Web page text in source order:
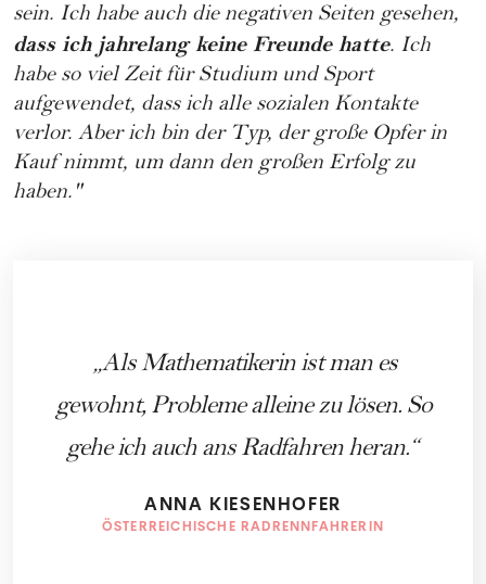
sein. Ich habe auch die negativen Seiten gesehen,
dass ich jahrelang keine Freunde hatte. Ich
habe so viel Zeit für Studium und Sport
aufgewendet, dass ich alle sozialen Kontakte
verlor. Aber ich bin der Typ, der große Opfer in
Kauf nimmt, um dann den großen Erfolg zu
haben."
Als Mathematikerin ist man es
gewohnt, Probleme alleine zu lösen. So
gehe ich auch ans Radfahren heran.
ANNA KIESENHOFER
ÖSTERREICHISCHE RADRENNFAHRERIN